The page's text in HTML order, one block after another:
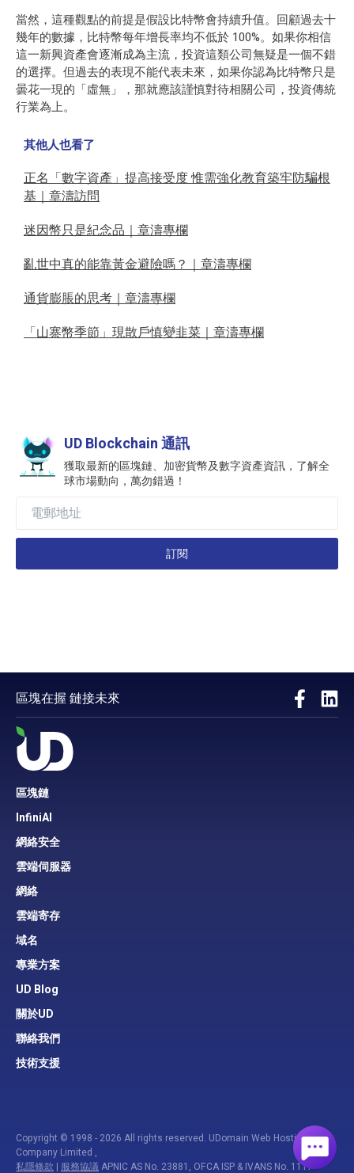
當然，這種觀點的前提是假設比特幣會持續升值。回顧過去十
幾年的數據，比特幣每年增長率均不低於 100%。如果你相信
這一新興資產會逐漸成為主流，投資這類公司無疑是一個不錯
的選擇。但過去的表現不能代表未來，如果你認為比特幣只是
曇花一現的「虛無」，那就應該謹慎對待相關公司，投資傳統
行業為上。
其他人也看了
正名「數字資產」提高接受度 惟需強化教育築牢防騙根
基｜章濤訪問
迷因幣只是紀念品｜章濤專欄
亂世中真的能靠黃金避險嗎？｜章濤專欄
通貨膨脹的思考｜章濤專欄
「山寨幣季節」現散戶慎變韭菜｜章濤專欄
UD Blockchain 通訊
獲取最新的區塊鏈、加密貨幣及數字資產資訊，了解全
球市場動向，萬勿錯過！
訂閱
區塊在握 鏈接未來
區塊鏈
InfiniAI
網絡安全
雲端伺服器
網絡
雲端寄存
域名
專業方案
UD Blog
關於UD
聯絡我們
技術支援
Copyright © 1998 - 2026 All rights reserved. UDomain Web Hosting
Company Limited ,
私隱條款 | 服務協議APNIC AS No. 23881, OFCA ISP & IVANS No. 1117